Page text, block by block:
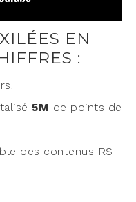
EN
:
5M de points de
des conte­nus RS